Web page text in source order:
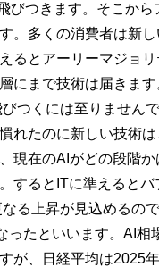
びつきます。そこから
。多くの消費者は新
るとアーリーマジョリ
にまで技術は届きます
つくには至りません
れたのに新しい技術
現在のAIがどの段階
するとITに準えるとバ
る上昇が見込めるの
ったといいます。AI相
が、日経平均は2025